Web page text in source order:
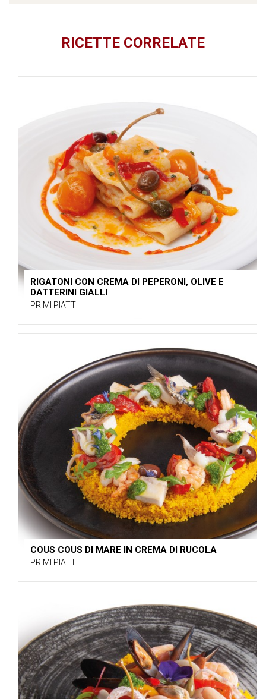
RICETTE CORRELATE
RIGATONI CON CREMA DI PEPERONI, OLIVE E
DATTERINI GIALLI
PRIMI PIATTI
COUS COUS DI MARE IN CREMA DI RUCOLA
PRIMI PIATTI